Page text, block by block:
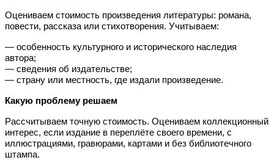
Оцениваем стоимость произведения литературы: романа,
повести, рассказа или стихотворения. Учитываем:
— особенность культурного и исторического наследия
автора;
— сведения об издательстве;
— страну или местность, где издали произведение.
Какую проблему решаем
Рассчитываем точную стоимость. Оцениваем коллекционный
интерес, если издание в переплёте своего времени, с
иллюстрациями, гравюрами, картами и без библиотечного
штампа.